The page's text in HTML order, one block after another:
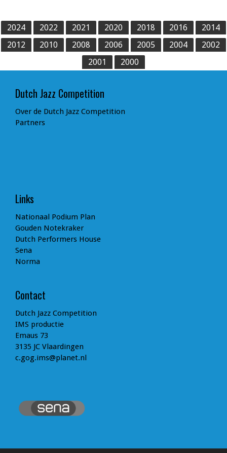
2024 2022 2021 2020 2018 2016
2014
2012
2010 2008 2006 2005 2004
2002
2001
2000
Dutch Jazz Competition
Over de Dutch Jazz Competition
Partners
Links
Nationaal Podium Plan
Gouden Notekraker
Dutch Performers House
Sena
Norma
Contact
Dutch Jazz Competition
IMS productie
Emaus 73
3135 JC Vlaardingen
c.gog.ims@planet.nl